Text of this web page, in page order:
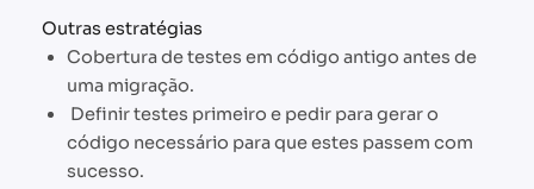
Outras estratégias
Cobertura de testes em código antigo antes de
uma migração.
Definir testes primeiro e pedir para gerar o
código necessário para que estes passem com
sucesso.